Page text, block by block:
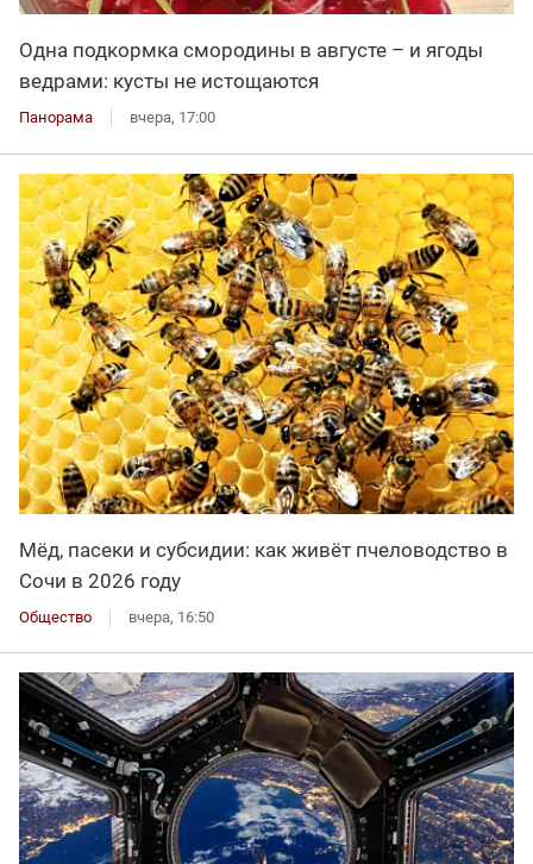
Одна подкормка смородины в августе – и ягоды
ведрами: кусты не истощаются
Панорама вчера, 17:00
Мёд, пасеки и субсидии: как живёт пчеловодство в
Сочи в 2026 году
Общество вчера, 16:50